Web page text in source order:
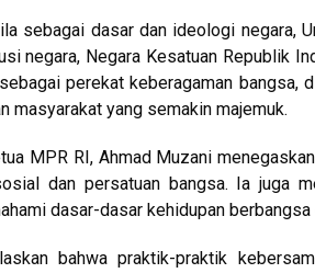
sebagai dasar dan ideologi negara,
negara, Negara Kesatuan Republik
perekat keberagaman bangsa,
masyarakat yang semakin majemuk.
MPR RI, Ahmad Muzani
dan persatuan bangsa. Ia juga
dasar-dasar kehidupan berbangsa
bahwa praktik-praktik